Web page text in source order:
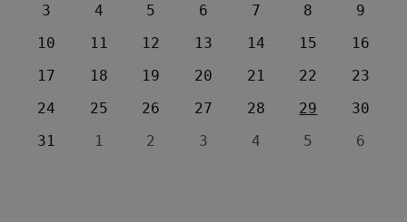
3
4 5 6 7 8
9
10
11 12 13 14 15
16
17
18 19 20 21 22
23
24
25 26 27 28 29
30
31
1 2 3 4 5 6